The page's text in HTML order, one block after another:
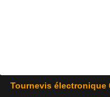
Tournevis électronique